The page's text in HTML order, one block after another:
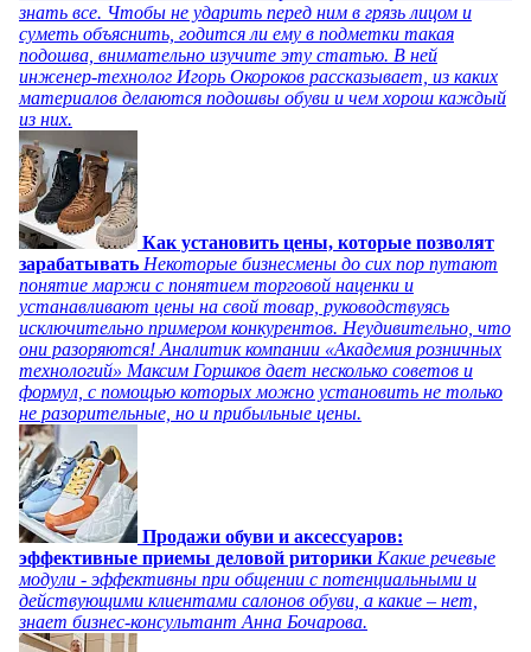
знать все. Чтобы не ударить перед ним в грязь лицом и
суметь объяснить, годится ли ему в подметки такая
подошва, внимательно изучите эту статью. В ней
инженер-технолог Игорь Окороков рассказывает, из каких
материалов делаются подошвы обуви и чем хорош каждый
из них.
Как установить цены, которые позволят
зарабатывать Некоторые бизнесмены до сих пор путают
понятие маржи с понятием торговой наценки и
устанавливают цены на свой товар, руководствуясь
исключительно примером конкурентов. Неудивительно, что
они разоряются! Аналитик компании «Академия розничных
технологий» Максим Горшков дает несколько советов и
формул, с помощью которых можно установить не только
не разорительные, но и прибыльные цены.
Продажи обуви и аксессуаров:
эффективные приемы деловой риторики Какие речевые
модули - эффективны при общении с потенциальными и
действующими клиентами салонов обуви, а какие – нет,
знает бизнес-консультант Анна Бочарова.